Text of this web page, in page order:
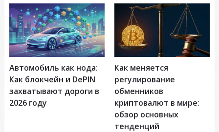
Автомобиль как нода:
Как блокчейн и DePIN
захватывают дороги в
2026 году
Как меняется
регулирование
обменников
криптовалют в мире:
обзор основных
тенденций